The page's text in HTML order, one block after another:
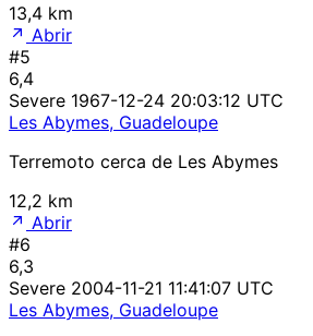
13,4 km
Abrir
#5
6,4
Severe 1967-12-24 20:03:12 UTC
Les Abymes, Guadeloupe
Terremoto cerca de Les Abymes
12,2 km
Abrir
#6
6,3
Severe 2004-11-21 11:41:07 UTC
Les Abymes, Guadeloupe